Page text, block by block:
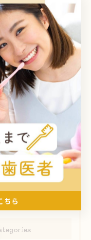
#歯医者
ら
ちら